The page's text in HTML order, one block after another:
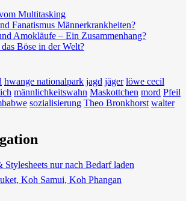
Multitasking
Fanatismus Männerkrankheiten?
Amokläufe – Ein Zusammenhang?
Böse in der Welt?
hwange nationalpark jagd jäger löwe cecil
männlichkeitswahn Maskottchen mord Pfeil
sozialisierung Theo Bronkhorst walter
Stylesheets nur nach Bedarf laden
Koh Samui, Koh Phangan